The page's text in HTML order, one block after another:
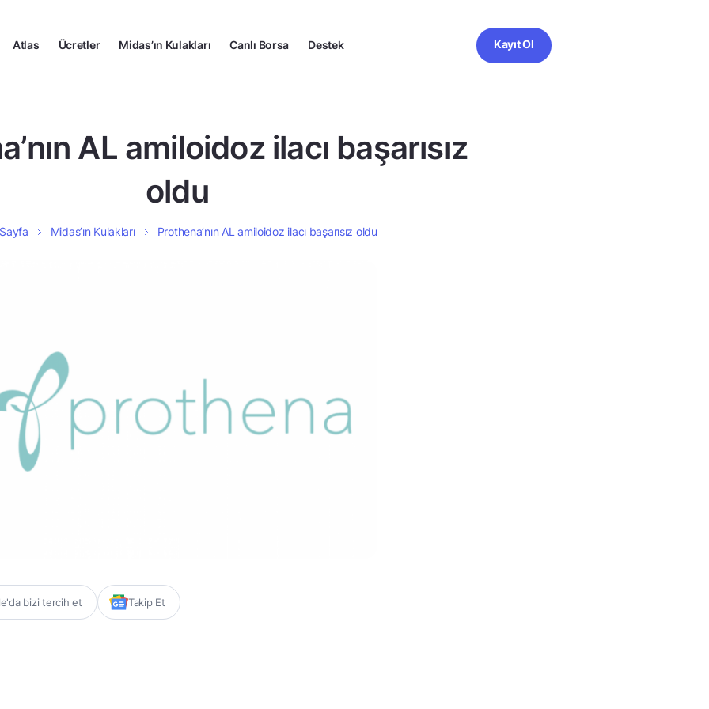
Atlas Ücretler Midas’ın Kulakları Canlı Borsa Destek Kayıt Ol
AL amiloidoz ilacı başarısız
oldu
Midas’ın Kulakları Prothena’nın AL amiloidoz ilacı başarısız oldu
bizi tercih et Takip Et